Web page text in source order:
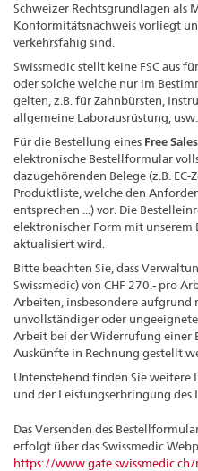
Schweizer Rechtsgrundlagen
Konformitätsnachweis vorliegt
verkehrsfähig sind.
Swissmedic stellt keine FSC aus
oder solche welche nur im
gelten, z.B. für Zahnbürsten,
allgemeine Laborausrüstung, usw.
Für die Bestellung eines Free
elektronische Bestellformular
dazugehörenden Belege (z.B.
Produktliste, welche den
entsprechen ...) vor. Die
elektronischer Form mit
aktualisiert wird.
Bitte beachten Sie, dass
Swissmedic) von CHF 270.- pro
Arbeiten, insbesondere aufgrund
unvollständiger oder
Arbeit bei der Widerrufung einer
Auskünfte in Rechnung gestellt
Untenstehend finden Sie
und der Leistungserbringung des
Das Versenden des
erfolgt über das Swissmedic
https://